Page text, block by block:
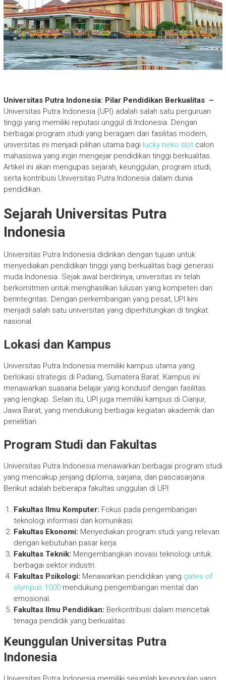
Universitas Putra Indonesia: Pilar Pendidikan Berkualitas –
Universitas Putra Indonesia (UPI) adalah salah satu perguruan
tinggi yang memiliki reputasi unggul di Indonesia. Dengan
berbagai program studi yang beragam dan fasilitas modern,
universitas ini menjadi pilihan utama bagi lucky neko slotcalon
mahasiswa yang ingin mengejar pendidikan tinggi berkualitas.
Artikel ini akan mengupas sejarah, keunggulan, program studi,
serta kontribusi Universitas Putra Indonesia dalam dunia
pendidikan.
Sejarah Universitas Putra
Indonesia
Universitas Putra Indonesia didirikan dengan tujuan untuk
menyediakan pendidikan tinggi yang berkualitas bagi generasi
muda Indonesia. Sejak awal berdirinya, universitas ini telah
berkomitmen untuk menghasilkan lulusan yang kompeten dan
berintegritas. Dengan perkembangan yang pesat, UPI kini
menjadi salah satu universitas yang diperhitungkan di tingkat
nasional.
Lokasi dan Kampus
Universitas Putra Indonesia memiliki kampus utama yang
berlokasi strategis di Padang, Sumatera Barat. Kampus ini
menawarkan suasana belajar yang kondusif dengan fasilitas
yang lengkap. Selain itu, UPI juga memiliki kampus di Cianjur,
Jawa Barat, yang mendukung berbagai kegiatan akademik dan
penelitian.
Program Studi dan Fakultas
Universitas Putra Indonesia menawarkan berbagai program studi
yang mencakup jenjang diploma, sarjana, dan pascasarjana.
Berikut adalah beberapa fakultas unggulan di UPI:
Fakultas Ilmu Komputer: Fokus pada pengembangan
teknologi informasi dan komunikasi.
Fakultas Ekonomi: Menyediakan program studi yang relevan
dengan kebutuhan pasar kerja.
Fakultas Teknik: Mengembangkan inovasi teknologi untuk
berbagai sektor industri.
Fakultas Psikologi: Menawarkan pendidikan yang gates of
olympus 1000mendukung pengembangan mental dan
emosional.
Fakultas Ilmu Pendidikan: Berkontribusi dalam mencetak
tenaga pendidik yang berkualitas.
Keunggulan Universitas Putra
Indonesia